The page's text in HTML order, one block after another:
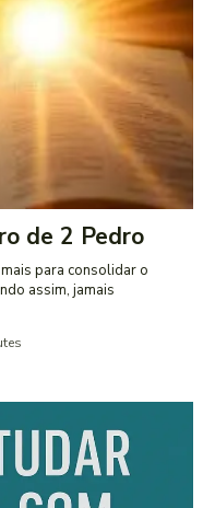
de 2 Pedro
para consolidar o
assim, jamais